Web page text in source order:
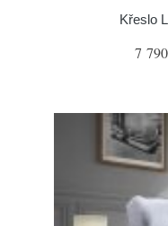
Křeslo
7